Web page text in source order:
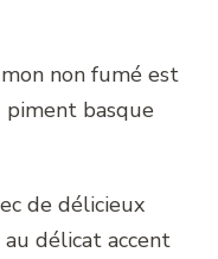
non fumé est
piment basque
de délicieux
délicat accent